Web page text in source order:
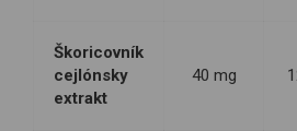
Škoricovník
cejlónsky
extrakt
40 mg